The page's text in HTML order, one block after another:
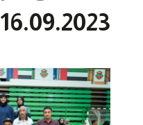
16.09.2023